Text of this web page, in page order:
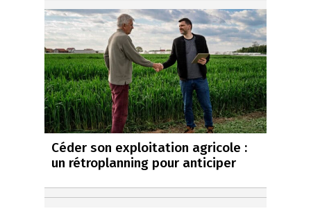
Céder son exploitation agricole :
un rétroplanning pour anticiper